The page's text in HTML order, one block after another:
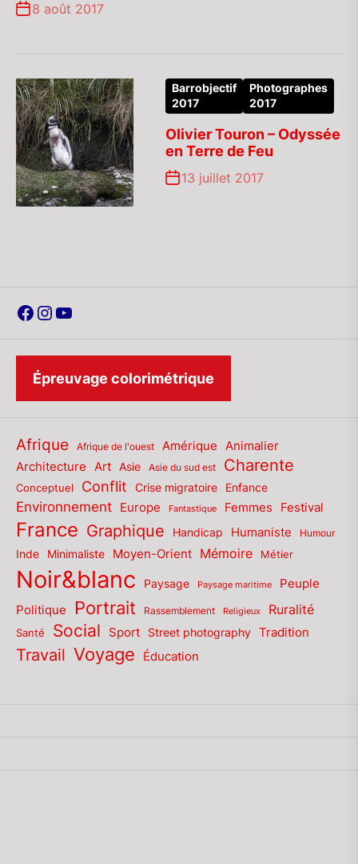
8 août 2017
Barrobjectif
2017
Photographes
2017
Olivier Touron – Odyssée
en Terre de Feu
13 juillet 2017
Facebook
Instagram
YouTube
Épreuvage colorimétrique
Afrique Afrique de l'ouest Amérique Animalier
Architecture
Art Asie Asie du sud est Charente
Conceptuel Conflit Crise migratoire Enfance
Environnement Europe Fantastique Femmes Festival
France Graphique Handicap Humaniste Humour
Inde Minimaliste Moyen-Orient Mémoire Métier
Noir&blanc Paysage Paysage maritime Peuple
Politique Portrait Rassemblement Religieux Ruralité
Santé Social Sport Street photography Tradition
Travail Voyage Éducation